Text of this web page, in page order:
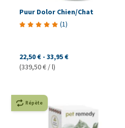
Puur Dolor Chien/Chat
(1)
22,50 € - 33,95 €
(339,50 € / l)
Répète